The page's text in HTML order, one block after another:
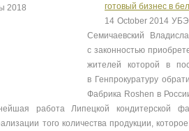
готовый бизнес в
14 October 2014
Семичаевский
с законностью
жителей которой в
в Генпрокуратуру
Фабрика Roshen в
работа Липецкой кондитерской
того количества продукции,